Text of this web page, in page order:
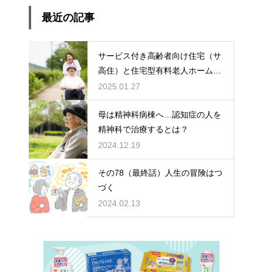
最近の記事
サービス付き高齢者向け住宅（サ
高住）と住宅型有料老人ホーム：
どちらを選ぶ？
2025.01.27
母は精神科病棟へ…認知症の人を
精神科で治療するとは？
2024.12.19
その78（最終話）人生の冒険はつ
づく
2024.02.13